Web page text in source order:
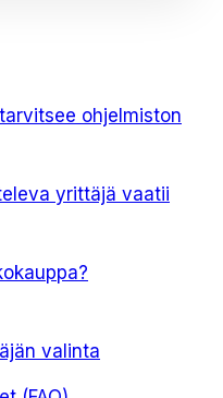
ohjelmiston
yrittäjä vaatii
valinta